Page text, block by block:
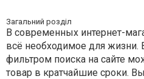
Загальний розділ
В современных интернет-
всё необходимое для жизни.
фильтром поиска на сайте
товар в кратчайшие сроки.